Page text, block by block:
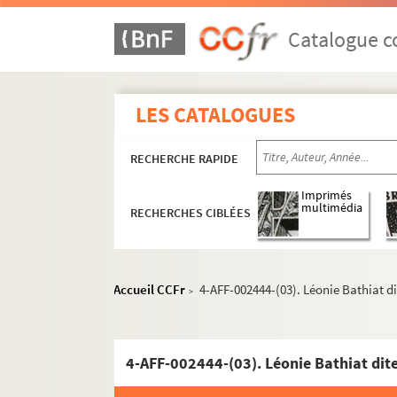
Catalogue
LES CATALOGUES
RECHERCHE RAPIDE
RECHERCHES CIBLÉES
Imprimés
multimédia
Accueil CCFr > 4-AFF-002444-(03). Léonie Bathiat
4-AFF-002444-(03). Léonie Bathiat
Cirque national Alexis Grüss
Église réformée d'Auteuil
Grande serre d'Auteuil